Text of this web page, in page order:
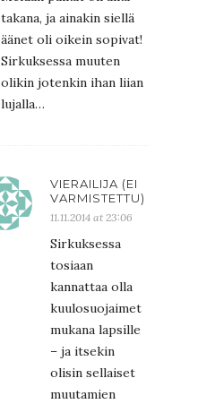
takana, ja ainakin siellä
äänet oli oikein sopivat!
Sirkuksessa muuten
olikin jotenkin ihan liian
lujalla…
VIERAILIJA (EI
VARMISTETTU)
11.11.2014 at 23:06
Sirkuksessa
tosiaan
kannattaa olla
kuulosuojaimet
mukana lapsille
– ja itsekin
olisin sellaiset
muutamien